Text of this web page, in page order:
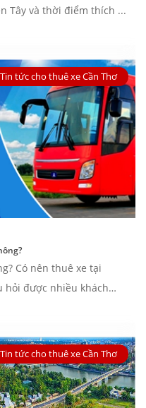
Tây và thời điểm thích ...
Tin tức cho thuê xe Cần Thơ
Có nên thuê xe tại
hỏi được nhiều khách
Tin tức cho thuê xe Cần Thơ